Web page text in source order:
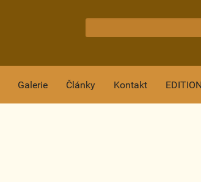
Galerie Články Kontakt